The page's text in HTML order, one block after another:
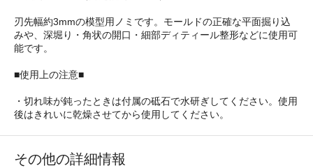
刃先幅約3mmの模型用ノミです。モールドの正確な平面掘り込
みや、深堀り・角状の開口・細部ディティール整形などに使用可
能です。
■使用上の注意■
・切れ味が鈍ったときは付属の砥石で水研ぎしてください。使用
後はきれいに乾燥させてから使用してください。
その他の詳細情報